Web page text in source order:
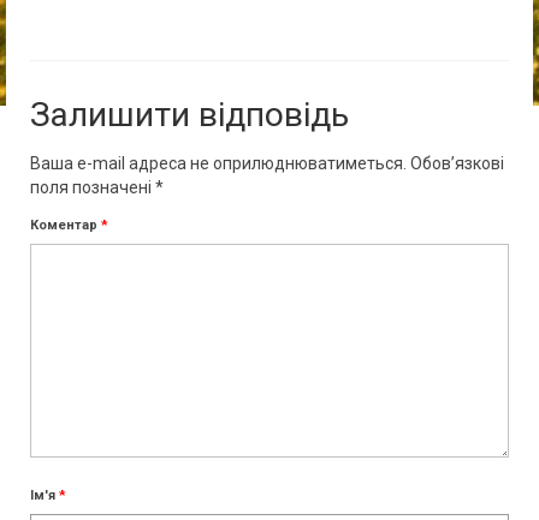
Залишити відповідь
Ваша e-mail адреса не оприлюднюватиметься. Обов’язкові
поля позначені *
Коментар *
Ім'я *